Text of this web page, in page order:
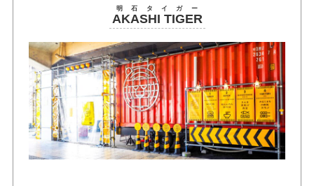
AKASHI TIGER
明石タイガー